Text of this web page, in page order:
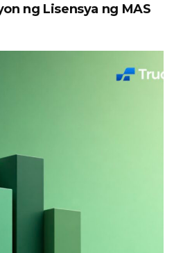
ng Lisensya ng MAS